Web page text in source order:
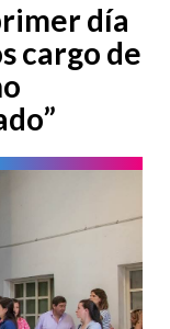
día
cargo de